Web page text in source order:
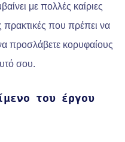
με πολλές καίριες
πρακτικές που πρέπει να
προσλάβετε κορυφαίους
σου.
του έργου